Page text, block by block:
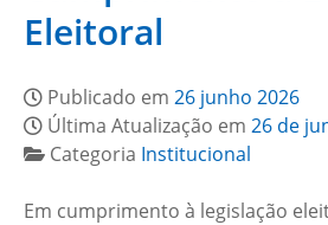
Eleitoral
Publicado em 26 junho 2026
Última Atualização em 26 de
Categoria Institucional
Em cumprimento à legislação